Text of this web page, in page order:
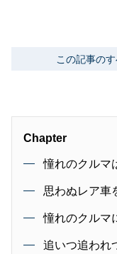
この記事の
Chapter
憧れのクルマ
思わぬレア車
憧れのクルマ
追いつ追われ